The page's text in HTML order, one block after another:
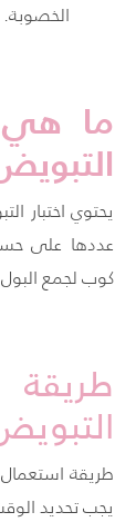
الخصوبة.
ما هي
يحتوي اختبار
عددها على
كوب لجمع البول
طريقة
طريقة